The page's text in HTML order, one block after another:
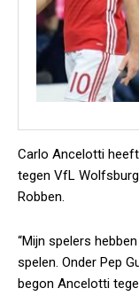
Carlo Ancelotti
tegen VfL
Robben.
“Mijn spelers
spelen. Onder Pep
begon Ancelotti